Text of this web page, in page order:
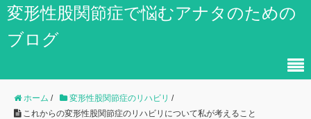
変形性股関節症で悩むアナタのための
ブログ
ホーム / 変形性股関節症のリハビリ /
これからの変形性股関節症のリハビリについて私が考えること